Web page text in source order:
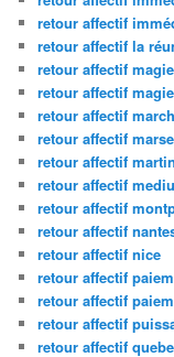
retour affectif
retour affectif la
retour affectif
retour affectif
retour affectif
retour affectif
retour affectif
retour affectif
retour affectif
retour affectif
retour affectif nice
retour affectif
retour affectif
retour affectif
retour affectif